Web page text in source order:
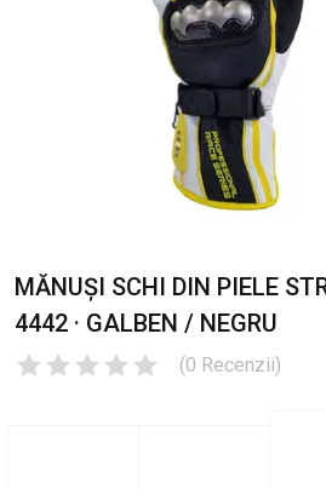
MĂNUȘI SCHI DIN PIELE
4442 · GALBEN / NEGRU
(0 Recenzii)